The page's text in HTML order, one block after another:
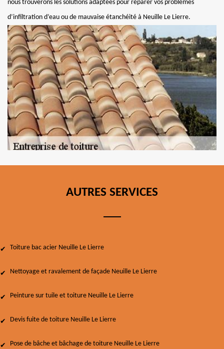
nous trouverons les solutions adaptées pour réparer vos problèmes
d’infiltration d’eau ou de mauvaise étanchéité à Neuille Le Lierre.
AUTRES SERVICES
Toiture bac acier Neuille Le Lierre
Nettoyage et ravalement de façade Neuille Le Lierre
Peinture sur tuile et toiture Neuille Le Lierre
Devis fuite de toiture Neuille Le Lierre
Pose de bâche et bâchage de toiture Neuille Le Lierre